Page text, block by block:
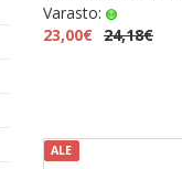
Varasto:
23,00€ 24,18€
ALE